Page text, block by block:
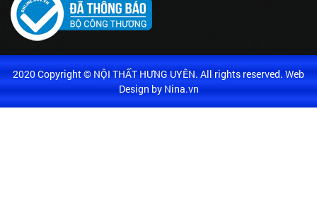
2020 Copyright © NỘI THẤT HƯNG UYÊN. All rights reserved. Web
Design by Nina.vn